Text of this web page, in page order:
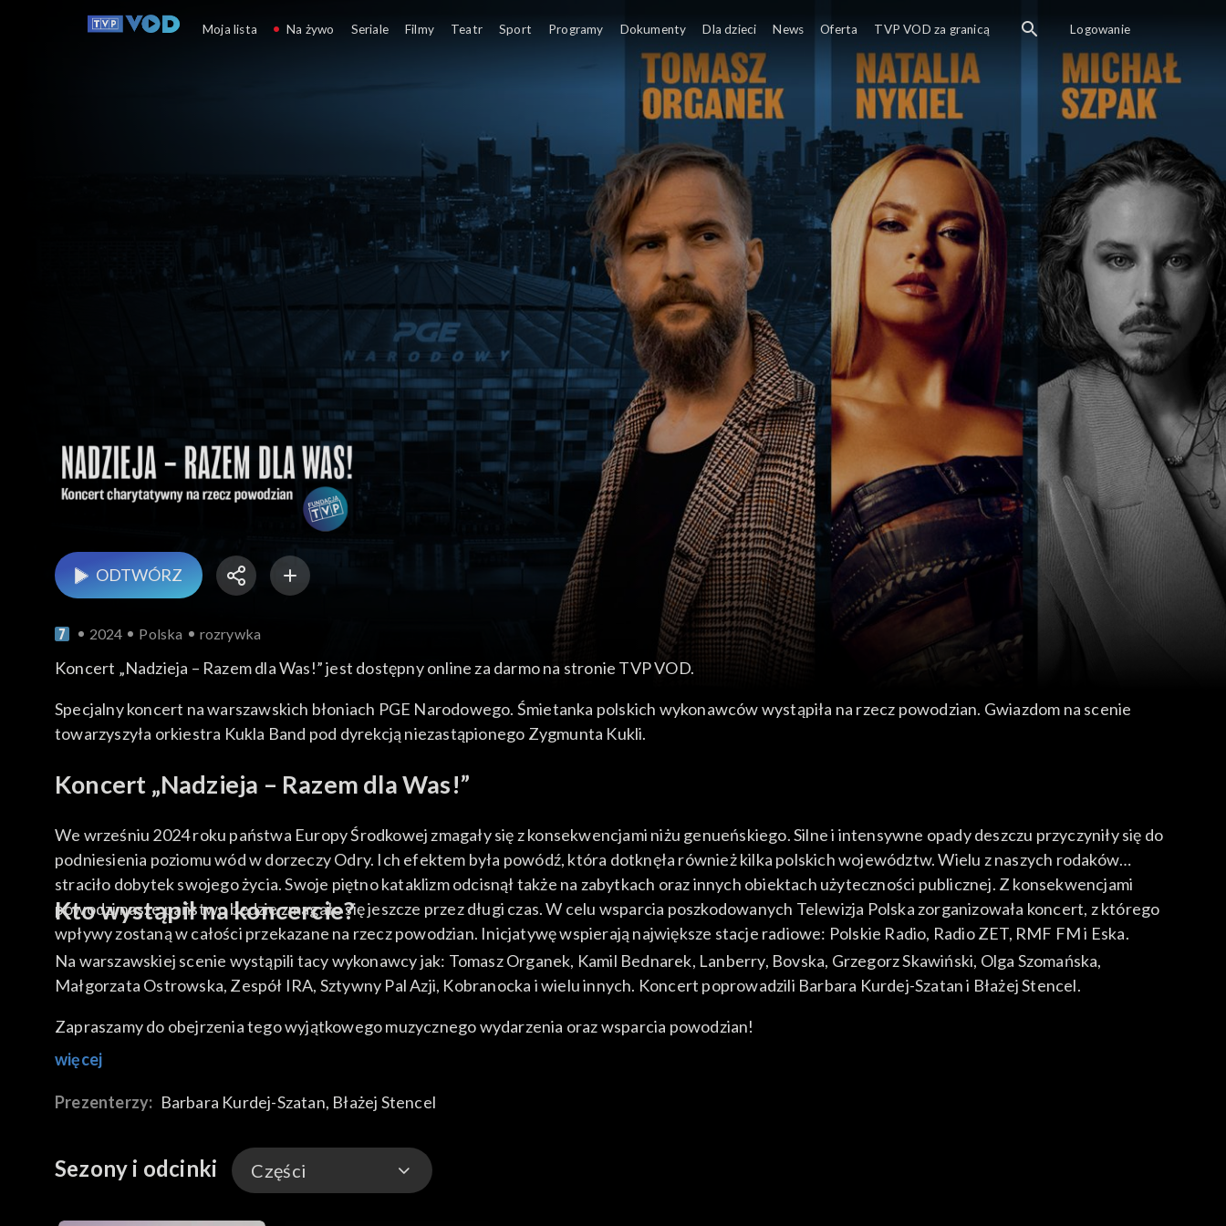
ODTWÓRZ
2024 Polska rozrywka
Koncert „Nadzieja – Razem dla Was!” jest dostępny online za darmo na stronie TVP VOD.
Specjalny koncert na warszawskich błoniach PGE Narodowego. Śmietanka polskich wykonawców wystąpiła na rzecz powodzian. Gwiazdom na scenie
towarzyszyła orkiestra Kukla Band pod dyrekcją niezastąpionego Zygmunta Kukli.
Koncert „Nadzieja – Razem dla Was!”
We wrześniu 2024 roku państwa Europy Środkowej zmagały się z konsekwencjami niżu genueńskiego. Silne i intensywne opady deszczu przyczyniły się do
podniesienia poziomu wód w dorzeczy Odry. Ich efektem była powódź, która dotknęła również kilka polskich województw. Wielu z naszych rodaków
straciło dobytek swojego życia. Swoje piętno kataklizm odcisnął także na zabytkach oraz innych obiektach użyteczności publicznej. Z konsekwencjami
powodzi nasze państwo będzie zmagało się jeszcze przez długi czas. W celu wsparcia poszkodowanych Telewizja Polska zorganizowała koncert, z którego
wpływy zostaną w całości przekazane na rzecz powodzian. Inicjatywę wspierają największe stacje radiowe: Polskie Radio, Radio ZET, RMF FM i Eska.
Kto wystąpił na koncercie?
Na warszawskiej scenie wystąpili tacy wykonawcy jak: Tomasz Organek, Kamil Bednarek, Lanberry, Bovska, Grzegorz Skawiński, Olga Szomańska,
Małgorzata Ostrowska, Zespół IRA, Sztywny Pal Azji, Kobranocka i wielu innych. Koncert poprowadzili Barbara Kurdej-Szatan i Błażej Stencel.
Zapraszamy do obejrzenia tego wyjątkowego muzycznego wydarzenia oraz wsparcia powodzian!
więcej
Prezenterzy: Barbara Kurdej-Szatan, Błażej Stencel
Sezony i odcinki Części
Moja lista Na żywo Seriale Filmy Teatr Sport Programy Dokumenty Dla dzieci News Oferta TVP VOD za granicą Logowanie